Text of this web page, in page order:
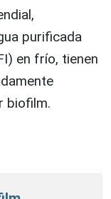
purificada
en frío, tienen
biofilm.